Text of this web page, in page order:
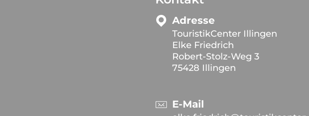
Adresse
TouristikCenter Illingen
Elke Friedrich
Robert-Stolz-Weg 3
75428 Illingen
E-Mail